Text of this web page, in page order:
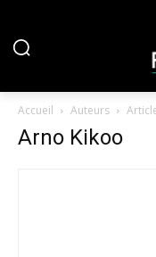
Accueil Auteurs
Arno Kikoo